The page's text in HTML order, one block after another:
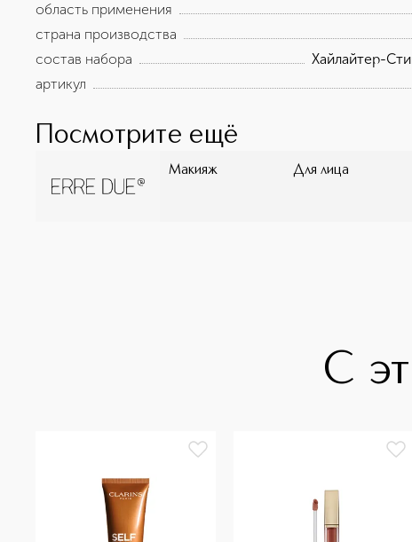
область применения
страна производства
состав набора
Хайлайтер-
артикул
Посмотрите ещё
Макияж Для лица
С